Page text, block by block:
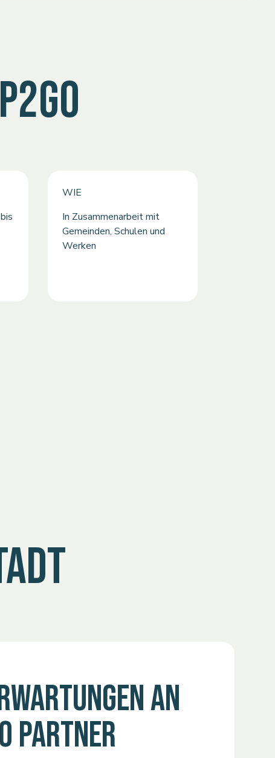
WIE
In Zusammenarbeit mit
Gemeinden, Schulen und
Werken
AN
PARTNER